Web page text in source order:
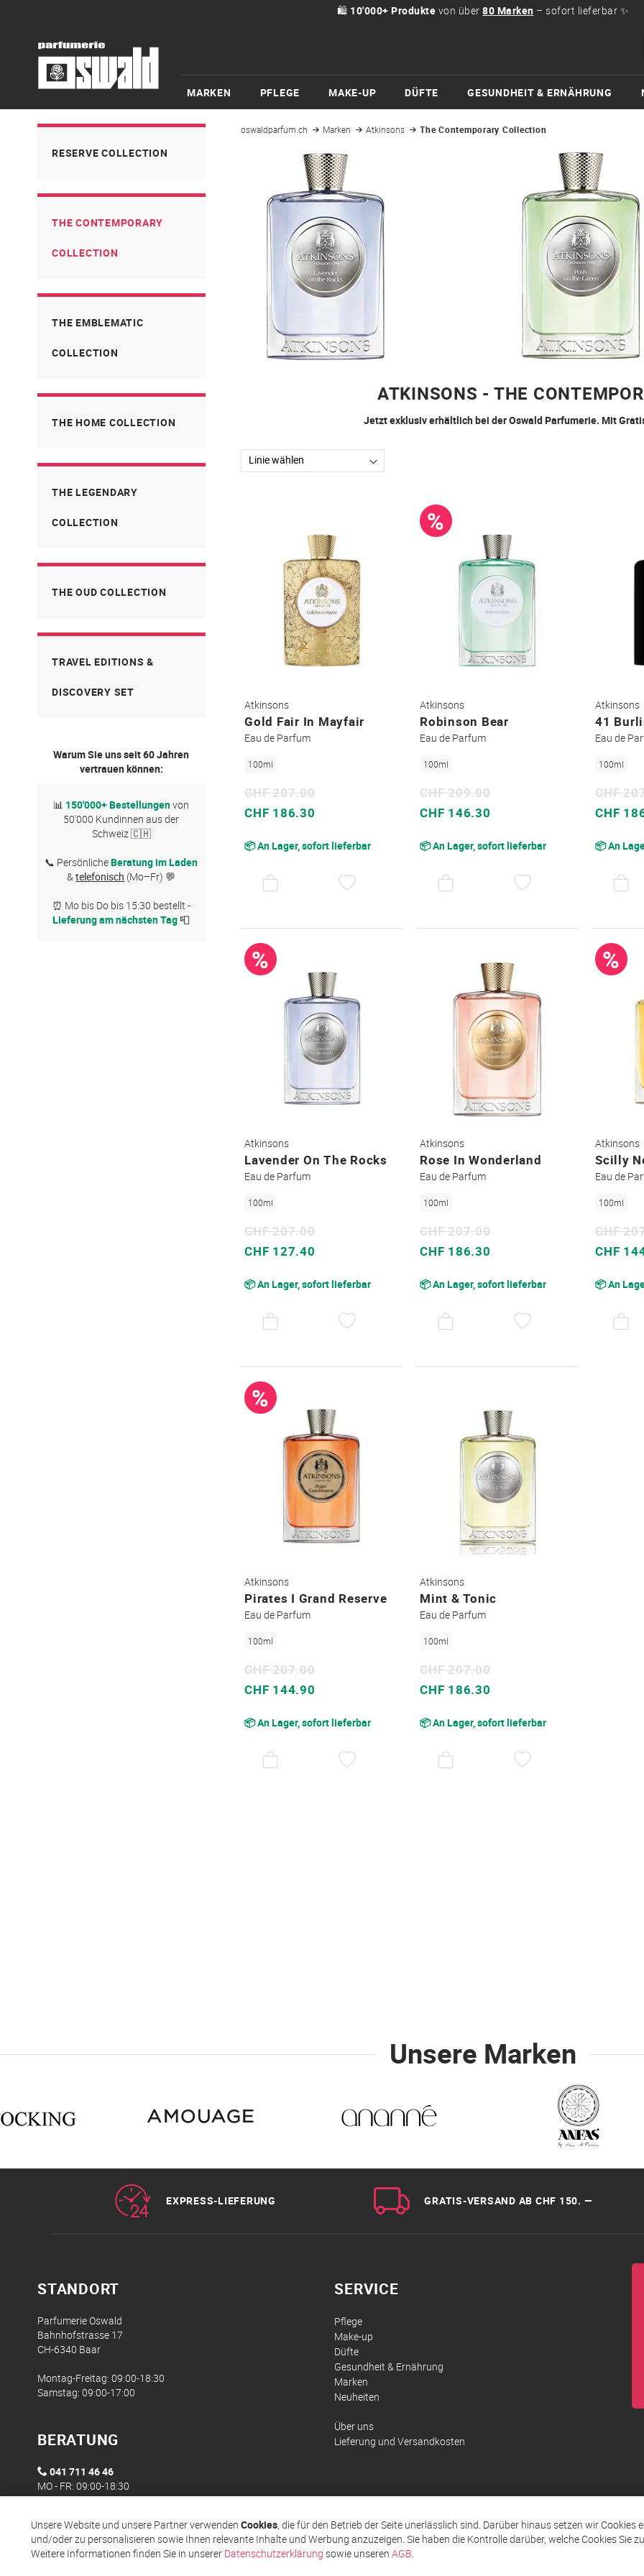
🛍 10'000+ Produkte von über 80 Marken – sofort lieferbar ✨
MARKEN PFLEGE MAKE-UP DÜFTE GESUNDHEIT & ERNÄHRUNG
oswaldparfum.ch Marken Atkinsons The Contemporary Collection
ATKINSONS - THE
Jetzt exklusiv erhältlich bei der Oswald Parfumerie. Mit
Atkinsons
Gold Fair In Mayfair
Eau de Parfum
100ml
Sonderpreis
CHF 186.30
CHF 207.00
📦 An Lager, sofort lieferbar
%
Atkinsons
Robinson Bear
Eau de Parfum
100ml
Sonderpreis
CHF 146.30
CHF 209.00
📦 An Lager, sofort lieferbar
Atkinsons
41
Eau de
100ml
Sonderpreis
CHF
CHF
📦 An
%
Atkinsons
Lavender On The Rocks
Eau de Parfum
100ml
Sonderpreis
CHF 127.40
CHF 207.00
📦 An Lager, sofort lieferbar
Atkinsons
Rose In Wonderland
Eau de Parfum
100ml
Sonderpreis
CHF 186.30
CHF 207.00
📦 An Lager, sofort lieferbar
%
Atkinsons
Scilly
Eau de
100ml
Sonderpreis
CHF
CHF
📦 An
%
Atkinsons
Pirates I Grand Reserve
Eau de Parfum
100ml
Sonderpreis
CHF 144.90
CHF 207.00
📦 An Lager, sofort lieferbar
Atkinsons
Mint & Tonic
Eau de Parfum
100ml
Sonderpreis
CHF 186.30
CHF 207.00
📦 An Lager, sofort lieferbar
RESERVE COLLECTION
THE CONTEMPORARY
COLLECTION
THE EMBLEMATIC
COLLECTION
THE HOME COLLECTION
THE LEGENDARY
COLLECTION
THE OUD COLLECTION
TRAVEL EDITIONS &
DISCOVERY SET
Warum Sie uns seit 60 Jahren
vertrauen können:
📊 150'000+ Bestellungenvon
50'000 Kundinnen aus der
Schweiz 🇨🇭
📞 PersönlicheBeratung im Laden
&telefonisch (Mo–Fr) 💬
⏰ Mo bis Do bis 15:30 bestellt -
Lieferung am nächsten Tag📮
Unsere Marken
EXPRESS-LIEFERUNG GRATIS-VERSAND AB CHF 150. —
STANDORT
Parfumerie Oswald
Bahnhofstrasse 17
CH-6340 Baar
Montag-Freitag: 09:00-18:30
Samstag: 09:00-17:00
BERATUNG
041 711 46 46
MO - FR: 09:00-18:30
SERVICE
Pflege
Make-up
Düfte
Gesundheit & Ernährung
Marken
Neuheiten
Über uns
Lieferung und Versandkosten
Unsere Website und unsere Partner verwendenCookies, die für den Betrieb der Seite unerlässlich sind. Darüber hinaus setzen wir Cookies
und/oder zu personalisieren sowie Ihnen relevante Inhalte und Werbung anzuzeigen. Sie haben die Kontrolle darüber, welche Cookies Sie
Weitere Informationen finden Sie in unserer Datenschutzerklärung sowie unserenAGB.